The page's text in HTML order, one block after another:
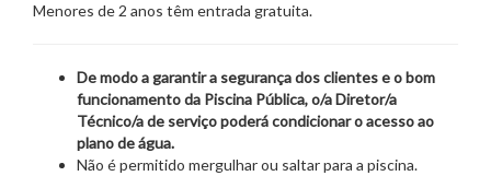
Menores de 2 anos têm entrada gratuita.
De modo a garantir a segurança dos clientes e o bom
funcionamento da Piscina Pública, o/a Diretor/a
Técnico/a de serviço poderá condicionar o acesso ao
plano de água.
Não é permitido mergulhar ou saltar para a piscina.